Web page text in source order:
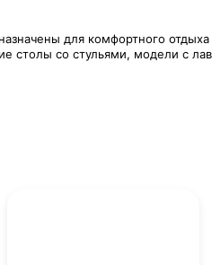
для комфортного